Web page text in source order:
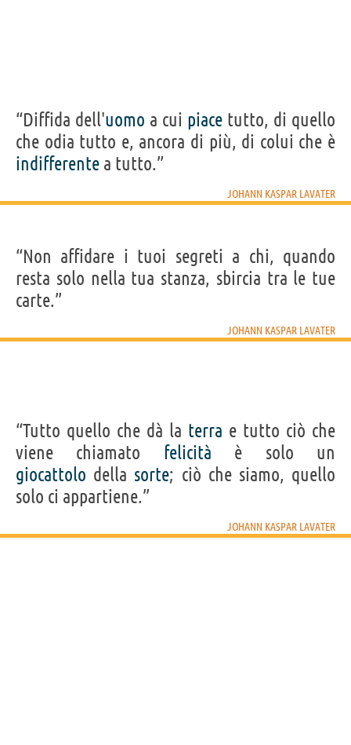
“Diffida dell'uomo a cui piace tutto, di quello
che odia tutto e, ancora di più, di colui che è
indifferente a tutto.”
JOHANN KASPAR LAVATER
“Non affidare i tuoi segreti a chi, quando
resta solo nella tua stanza, sbircia tra le tue
carte.”
JOHANN KASPAR LAVATER
“Tutto quello che dà la terra e tutto ciò che
viene chiamato felicità è solo un
giocattolo della sorte; ciò che siamo, quello
solo ci appartiene.”
JOHANN KASPAR LAVATER